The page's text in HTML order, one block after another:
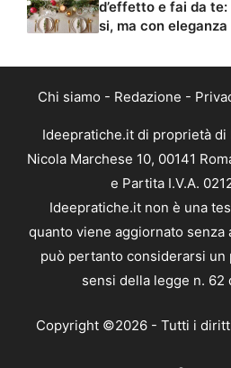
d’effetto e fai da
si, ma con eleganza
Chi siamo - Redazione -
Ideepratiche.it di proprietà di
Nicola Marchese 10, 00141
e Partita I.V.A.
Ideepratiche.it non è una
quanto viene aggiornato senza
può pertanto considerarsi
sensi della legge n. 62
Copyright ©2026 - Tutti i